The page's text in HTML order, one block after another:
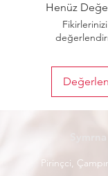
Henüz
Pirinçci,